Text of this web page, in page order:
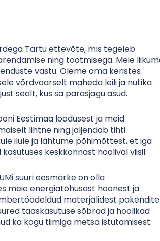
Tartu ettevõte, mis tegeleb
ning tootmisega. Meie
vastu. Oleme oma keristes
võrdväärselt maheda leili ja nutika
sealt, kus sa parasjagu asud.
Eestimaa loodusest ja meid
lihtne ning jäljendab tihti
ilule ja lähtume põhimõttest, et iga
keskkonnast hoolival viisil.
suuri eesmärke on olla
meie energiatõhusast hoonest ja
materjalidest
taaskasutuse sõbrad ja hoolikad
ka kogu tiimiga metsa istutamisest.